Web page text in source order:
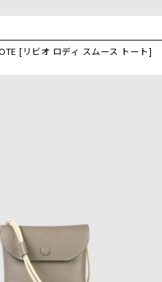
[リビオ ロディ スムース トート]